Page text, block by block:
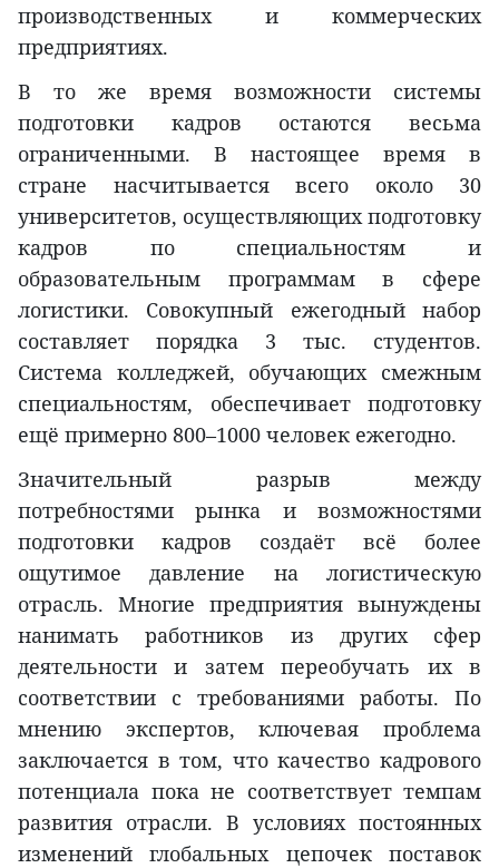
производственных и коммерческих
предприятиях.
В то же время возможности системы
подготовки кадров остаются весьма
ограниченными. В настоящее время в
стране насчитывается всего около 30
университетов, осуществляющих подготовку
кадров по специальностям и
образовательным программам в сфере
логистики. Совокупный ежегодный набор
составляет порядка 3 тыс. студентов.
Система колледжей, обучающих смежным
специальностям, обеспечивает подготовку
ещё примерно 800–1000 человек ежегодно.
Значительный разрыв между
потребностями рынка и возможностями
подготовки кадров создаёт всё более
ощутимое давление на логистическую
отрасль. Многие предприятия вынуждены
нанимать работников из других сфер
деятельности и затем переобучать их в
соответствии с требованиями работы. По
мнению экспертов, ключевая проблема
заключается в том, что качество кадрового
потенциала пока не соответствует темпам
развития отрасли. В условиях постоянных
изменений глобальных цепочек поставок